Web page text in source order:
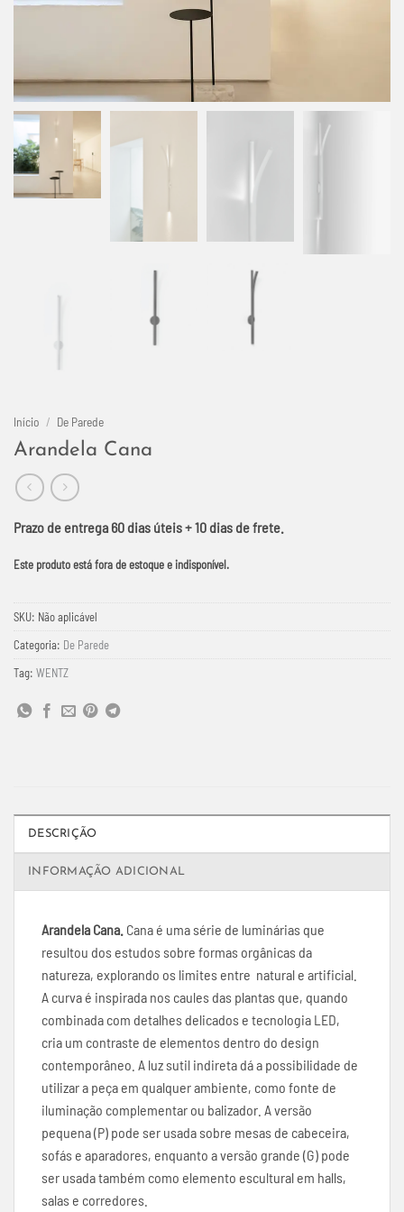
Início / De Parede
Arandela Cana
Prazo de entrega 60 dias úteis + 10 dias de frete.
Este produto está fora de estoque e indisponível.
SKU: Não aplicável
Categoria: De Parede
Tag: WENTZ
DESCRIÇÃO
INFORMAÇÃO ADICIONAL
Arandela Cana. Cana é uma série de luminárias que
resultou dos estudos sobre formas orgânicas da
natureza, explorando os limites entre natural e artificial.
A curva é inspirada nos caules das plantas que, quando
combinada com detalhes delicados e tecnologia LED,
cria um contraste de elementos dentro do design
contemporâneo. A luz sutil indireta dá a possibilidade de
utilizar a peça em qualquer ambiente, como fonte de
iluminação complementar ou balizador. A versão
pequena (P) pode ser usada sobre mesas de cabeceira,
sofás e aparadores, enquanto a versão grande (G) pode
ser usada também como elemento escultural em halls,
salas e corredores.